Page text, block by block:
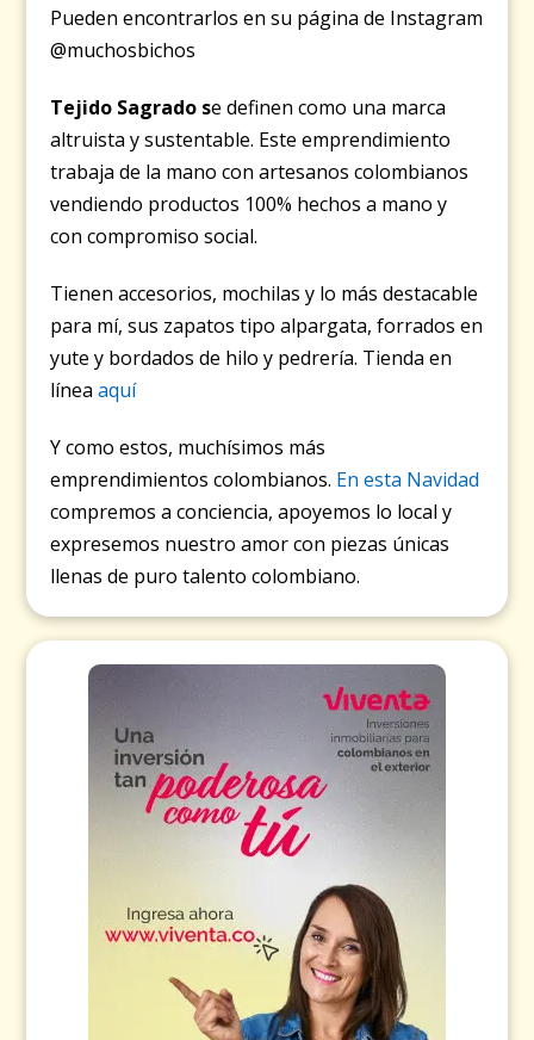
Pueden encontrarlos en su página de Instagram
@muchosbichos
Tejido Sagrado se definen como una marca
altruista y sustentable. Este emprendimiento
trabaja de la mano con artesanos colombianos
vendiendo productos 100% hechos a mano y
con compromiso social.
Tienen accesorios, mochilas y lo más destacable
para mí, sus zapatos tipo alpargata, forrados en
yute y bordados de hilo y pedrería. Tienda en
líneaaquí
Y como estos, muchísimos más
emprendimientos colombianos. En esta Navidad
compremos a conciencia, apoyemos lo local y
expresemos nuestro amor con piezas únicas
llenas de puro talento colombiano.